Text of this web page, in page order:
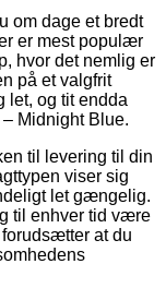
om dage et bredt
er mest populær
hvor det nemlig er
på et valgfrit
let, og tit endda
Midnight Blue.
til levering til din
viser sig
let gængelig.
til enhver tid være
at du